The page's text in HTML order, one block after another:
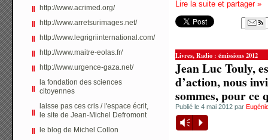
http://www.acrimed.org/
http://www.arretsurimages.net/
http://www.legrigriinternational.com/
http://www.maitre-eolas.fr/
http://www.urgence-gaza.net/
la fondation des sciences
citoyennes
laisse pas ces cris / l'espace écrit,
le site de Jean-Michel Defromont
le blog de Michel Collon
Lire la suite et partager »
Livres,Radio : émissions 2012
Jean Luc Touly,
d’action, nous
sommes, pour ce
Publié le 4 mai 2012 par
Vm P